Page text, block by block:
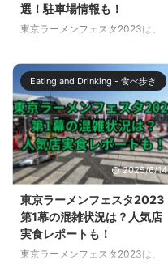
選！駐車場情報も！
東京ラーメンフェスタ2023は、
に会する野外ラーメンイベントで
す。日本のラーメン文化を広く発
信するとともに、地域活性化や食
育にも貢献するイベントです。全
国各地の美味しいラーメンを一堂
に味わえるイベントです。 2023
年10月26日（木）～11月5日
（日）の11日間にわたるイベント
ススメラーメンをお伝えします。
第1幕は11月1日（水）～11月5日
（日）5日間の予定です。 また、
開催日前日の会場の様子もお伝え
Eating and Drinking - 食べ歩き
2025/6/14
東京ラーメンフェスタ2023
第1幕の混雑状況は？人気店
実食レポートも！
東京ラーメンフェスタ2023は、